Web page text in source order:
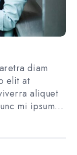
diam
elit at
aliquet
mi ipsum…